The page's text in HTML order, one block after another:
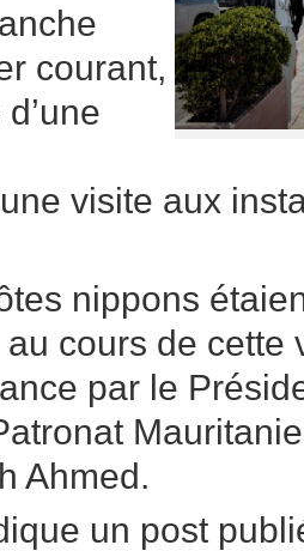
courant,
visite aux
nippons
cours de cette
par le
Ahmed.
un post